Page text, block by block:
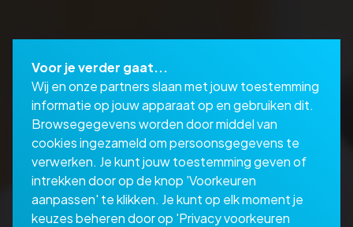
Voor je verder gaat...
Wij en onze partners slaan met jouw toestemming
informatie op jouw apparaat op en gebruiken dit.
Browsegegevens worden door middel van
cookies ingezameld om persoonsgegevens te
verwerken. Je kunt jouw toestemming geven of
intrekken door op de knop 'Voorkeuren
aanpassen' te klikken. Je kunt op elk moment je
keuzes beheren door op 'Privacy voorkeuren